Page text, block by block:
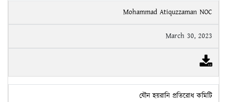
Mohammad Atiquzzaman NOC
March 30, 2023
যৌন হয়রানি প্রতিরোধ কমিটি